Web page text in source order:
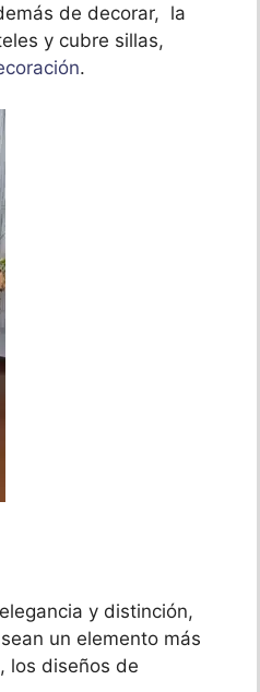
de decorar, la
y cubre sillas,
.
y distinción,
un elemento más
los diseños de